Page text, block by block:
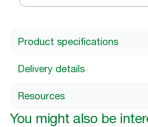
Product specifications
Delivery details
Resources
You might also be